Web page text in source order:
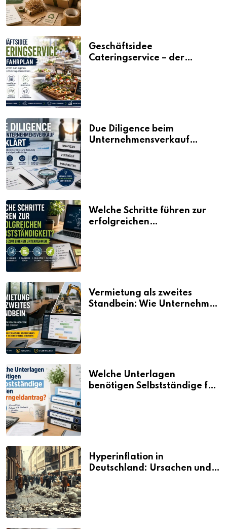
Geschäftsidee
Cateringservice – der
Due Diligence beim
Unternehmensverkauf
Welche Schritte führen zur
erfolgreichen
Vermietung als zweites
Standbein: Wie Unternehmen
Welche Unterlagen
benötigen Selbstständige für
Hyperinflation in
Deutschland: Ursachen und